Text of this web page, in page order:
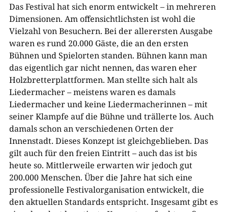
Das Festival hat sich enorm entwickelt – in mehreren
Dimensionen. Am offensichtlichsten ist wohl die
Vielzahl von Besuchern. Bei der allerersten Ausgabe
waren es rund 20.000 Gäste, die an den ersten
Bühnen und Spielorten standen. Bühnen kann man
das eigentlich gar nicht nennen, das waren eher
Holzbretterplattformen. Man stellte sich halt als
Liedermacher – meistens waren es damals
Liedermacher und keine Liedermacherinnen – mit
seiner Klampfe auf die Bühne und trällerte los. Auch
damals schon an verschiedenen Orten der
Innenstadt. Dieses Konzept ist gleichgeblieben. Das
gilt auch für den freien Eintritt – auch das ist bis
heute so. Mittlerweile erwarten wir jedoch gut
200.000 Menschen. Über die Jahre hat sich eine
professionelle Festivalorganisation entwickelt, die
den aktuellen Standards entspricht. Insgesamt gibt es